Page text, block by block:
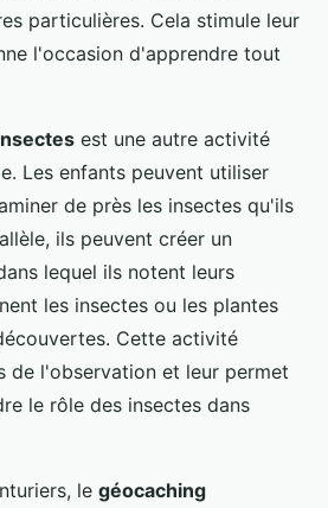
particulières. Cela stimule leur
l'occasion d'apprendre tout
est une autre activité
Les enfants peuvent utiliser
de près les insectes qu'ils
ils peuvent créer un
lequel ils notent leurs
les insectes ou les plantes
Cette activité
de l'observation et leur permet
le rôle des insectes dans
le géocaching